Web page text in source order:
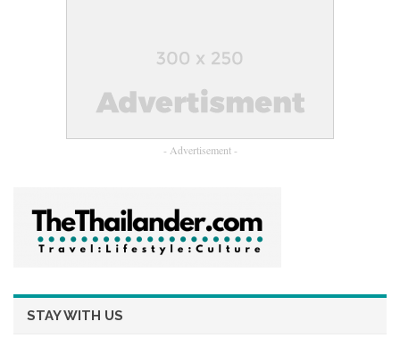
- Advertisement -
STAY WITH US